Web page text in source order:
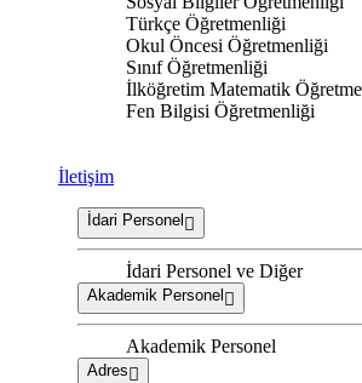
Türkçe Öğretmenliği
Okul Öncesi Öğretmenliği
Sınıf Öğretmenliği
İlköğretim Matematik
Fen Bilgisi Öğretmenliği
İletişim
İdari Personel
İdari Personel ve Diğer
Akademik Personel
Akademik Personel
Adres